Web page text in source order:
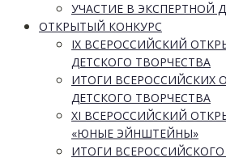
УЧАСТИЕ В ЭКСПЕРТНОЙ
ОТКРЫТЫЙ КОНКУРС
IX ВСЕРОССИЙСКИЙ
ДЕТСКОГО ТВОРЧЕСТВА
ИТОГИ ВСЕРОССИЙСКИХ
ДЕТСКОГО ТВОРЧЕСТВА
XI ВСЕРОССИЙСКИЙ
«ЮНЫЕ ЭЙНШТЕЙНЫ»
ИТОГИ